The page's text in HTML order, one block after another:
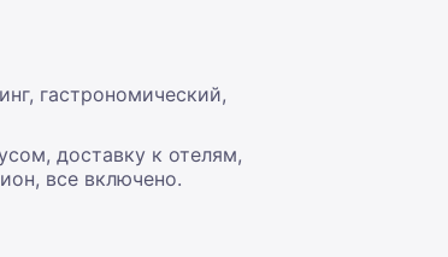
гастрономический,
доставку к отелям,
все включено.